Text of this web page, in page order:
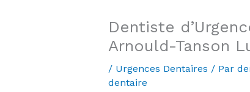
Dentiste
Arnould-Tanson
/ Urgences Dentaires / Par
dentaire